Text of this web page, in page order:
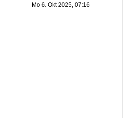
Mo 6. Okt 2025, 07:16